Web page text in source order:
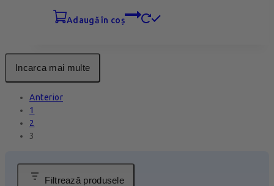
adaugă în coș
Incarca mai multe
Anterior
1
2
3
Filtrează produsele